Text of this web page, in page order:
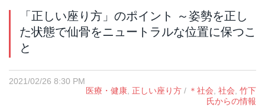
「正しい座り方」のポイント ～姿勢を正し
た状態で仙骨をニュートラルな位置に保つこ
と
2021/02/26 8:30 PM
医療・健康, 正しい座り方 / ＊社会, 社会, 竹下
氏からの情報